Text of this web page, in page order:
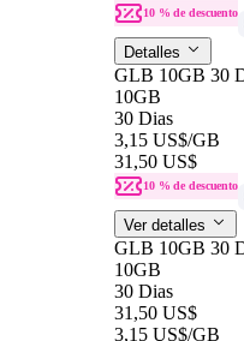
10 % de descuento
Detalles
GLB 10GB 30
10GB
30 Dias
3,15 US$/GB
31,50 US$
10 % de descuento
Ver detalles
GLB 10GB 30
10GB
30 Dias
31,50 US$
3,15 US$/GB